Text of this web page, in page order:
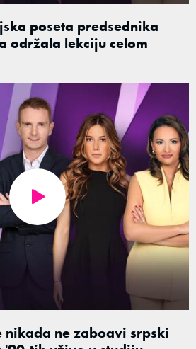
poseta predsednika
održala lekciju celom
nikada ne zaboavi srpski